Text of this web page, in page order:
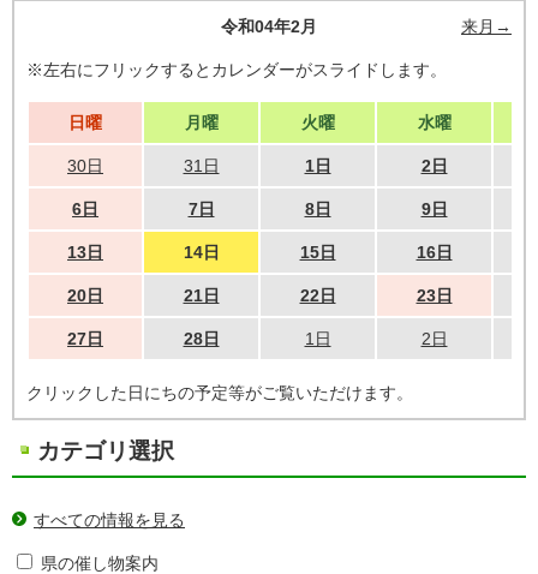
令和04年2月 来月→
※左右にフリックするとカレンダーがスライドします。
日曜 月曜 火曜 水曜
30日 31日 1日 2日
6日 7日 8日 9日
13日 14日 15日 16日
20日 21日 22日 23日
27日 28日 1日 2日
クリックした日にちの予定等がご覧いただけます。
カテゴリ選択
すべての情報を見る
県の催し物案内